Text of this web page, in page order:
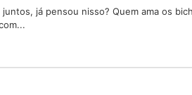
já pensou nisso? Quem ama os